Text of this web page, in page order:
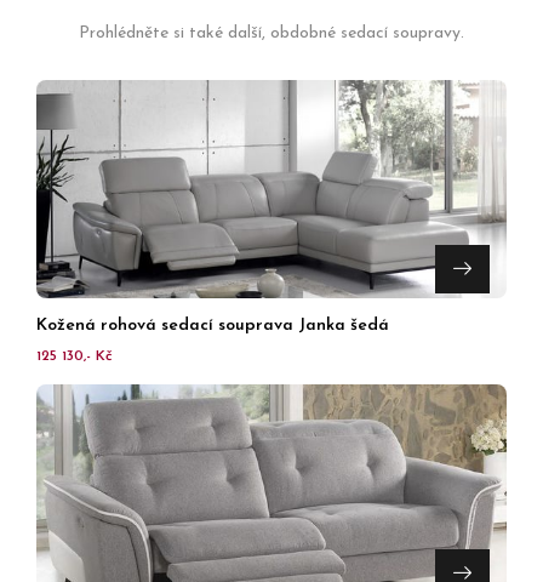
Prohlédněte si také další, obdobné sedací soupravy.
Kožená rohová sedací souprava Janka šedá
125 130,- Kč